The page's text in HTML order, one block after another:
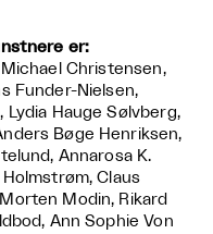
er:
Christensen,
Funder-Nielsen,
Lydia Hauge Sølvberg,
Bøge Henriksen,
Annarosa K.
Claus
Modin, Rikard
Ann Sophie Von